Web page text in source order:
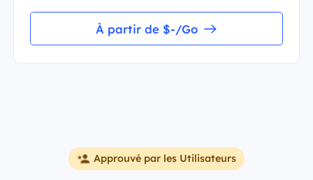
À partir de $-/Go
Approuvé par les Utilisateurs